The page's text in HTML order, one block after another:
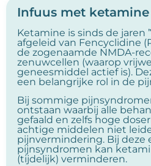
Infuus met ketamine
Ketamine is sinds de jaren
afgeleid van Fencyclidine
de zogenaamde NMDA-
zenuwcellen (waarop
geneesmiddel actief is).
een belangrijke rol in de
Bij sommige
ontstaan waarbij alle
gefaald en zelfs hoge
achtige middelen niet
pijnvermindering. Bij deze
pijnsyndromen kan
(tijdelijk) verminderen.